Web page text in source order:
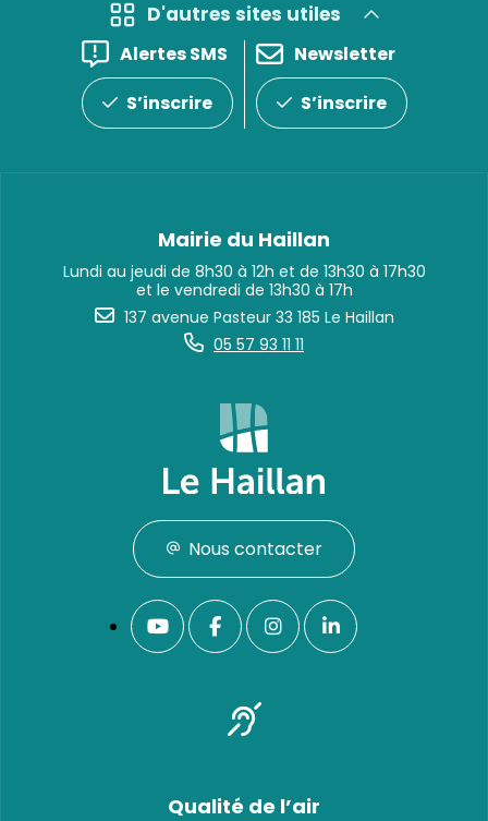
D'autres sites utiles
Alertes SMS
S’inscrire
Newsletter
S’inscrire
Mairie du Haillan
Lundi au jeudi de 8h30 à 12h et de 13h30 à 17h30
et le vendredi de 13h30 à 17h
137 avenue Pasteur 33 185 Le Haillan
05 57 93 11 11
Nous contacter
Qualité de l’air